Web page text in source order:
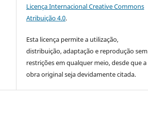
Licença Internacional Creative Commons
Atribuição 4.0.
Esta licença permite a utilização,
distribuição, adaptação e reprodução sem
restrições em qualquer meio, desde que a
obra original seja devidamente citada.